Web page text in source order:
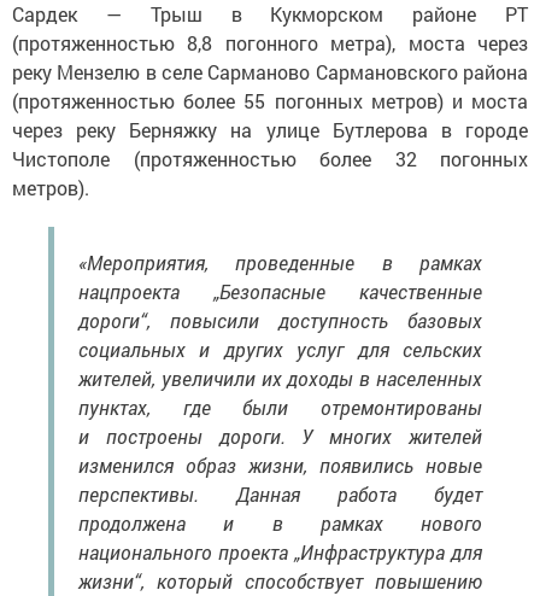
Сардек — Трыш в Кукморском районе РТ
(протяженностью 8,8 погонного метра), моста через
реку Мензелю в селе Сарманово Сармановского района
(протяженностью более 55 погонных метров) и моста
через реку Берняжку на улице Бутлерова в городе
Чистополе (протяженностью более 32 погонных
метров).
«Мероприятия, проведенные в рамках
нацпроекта „Безопасные качественные
дороги“, повысили доступность базовых
социальных и других услуг для сельских
жителей, увеличили их доходы в населенных
пунктах, где были отремонтированы
и построены дороги. У многих жителей
изменился образ жизни, появились новые
перспективы. Данная работа будет
продолжена и в рамках нового
национального проекта „Инфраструктура для
жизни“, который способствует повышению